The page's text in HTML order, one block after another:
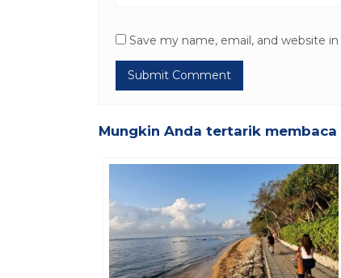
Save my name, email, and website
Mungkin Anda tertarik